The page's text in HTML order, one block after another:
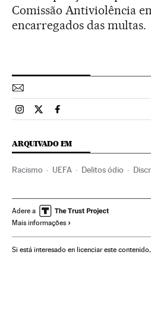
Comissão Antiviolência
encarregados das multas.
Esportes El País Brasil en
Esportes El País Brasil en
Esportes El País Brasil
ARQUIVADO EM
Racismo UEFA Delitos ódio
Organizações desportivas
Sociedade
Adere a
Mais informações
Si está interesado en licenciar este